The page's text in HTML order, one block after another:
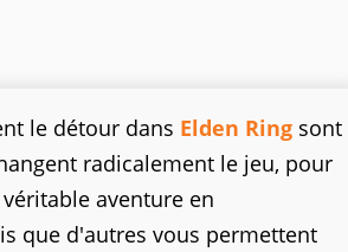
le détour dans Elden Ring sont
radicalement le jeu, pour
aventure en
que d'autres vous permettent